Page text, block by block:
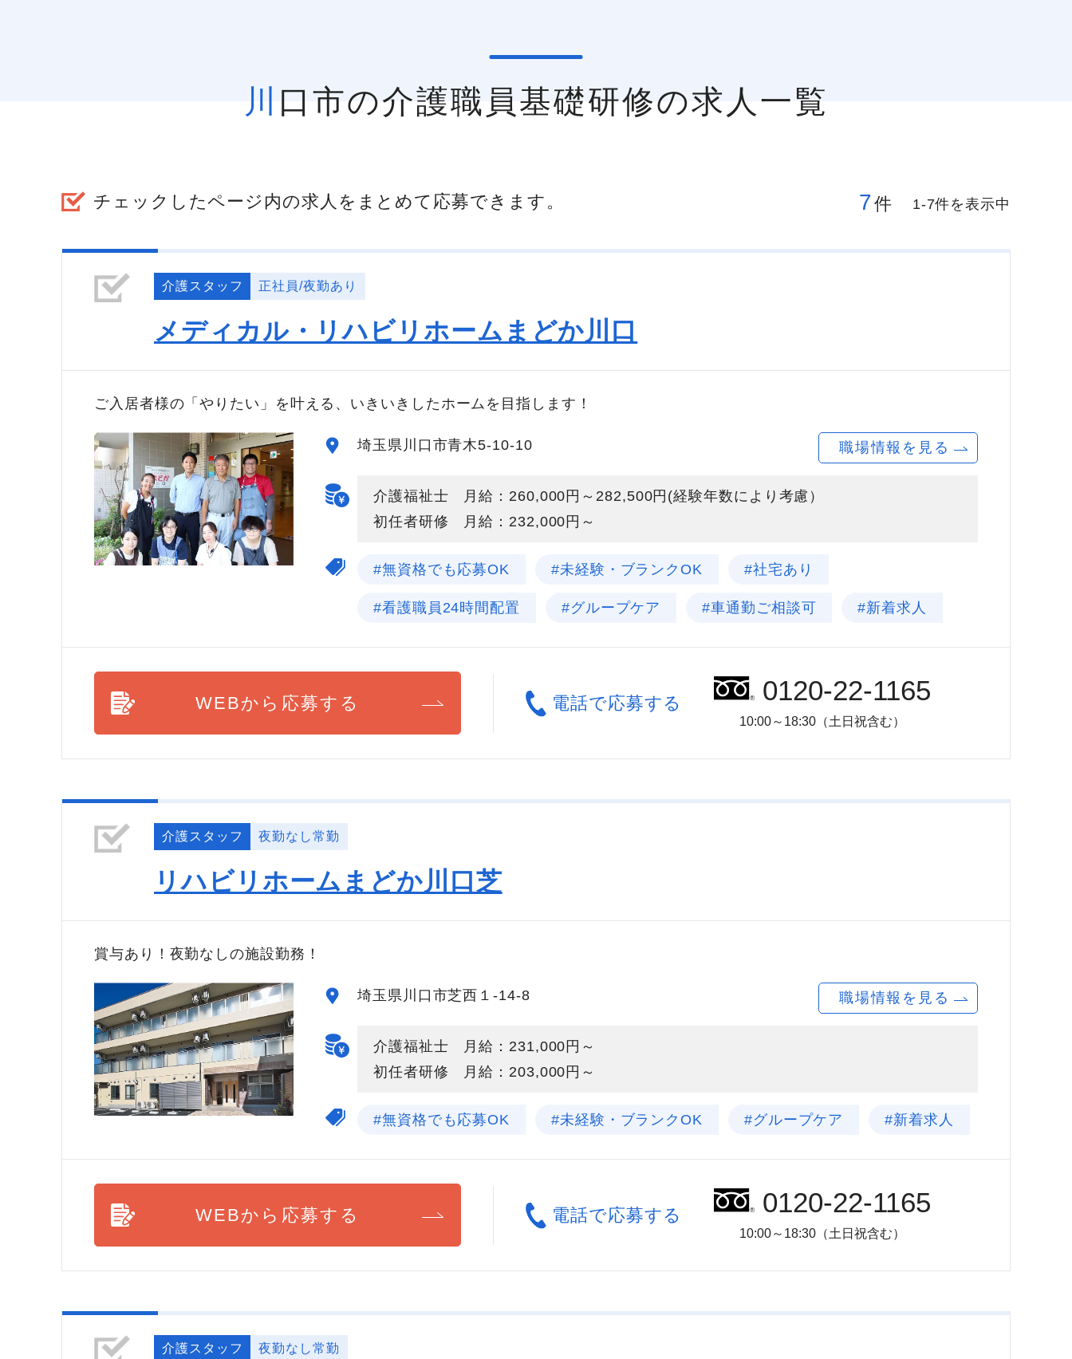
川口市の介護職員基礎研修の求人一覧
チェックしたページ内の求人をまとめて応募できます。 7件 1-7件を表示中
介護スタッフ 正社員/夜勤あり
メディカル・リハビリホームまどか川口
ご入居者様の「やりたい」を叶える、いきいきしたホームを目指します！
埼玉県川口市青木5-10-10 職場情報を見る
介護福祉士 月給：260,000円～282,500円(経験年数により考慮）
初任者研修 月給：232,000円～
#無資格でも応募OK #未経験・ブランクOK #社宅あり
#看護職員24時間配置 #グループケア #車通勤ご相談可 #新着求人
WEBから応募する 電話で応募する 0120-22-1165
10:00～18:30（土日祝含む）
介護スタッフ 夜勤なし常勤
リハビリホームまどか川口芝
賞与あり！夜勤なしの施設勤務！
埼玉県川口市芝西１-14-8 職場情報を見る
介護福祉士 月給：231,000円～
初任者研修 月給：203,000円～
#無資格でも応募OK #未経験・ブランクOK #グループケア #新着求人
WEBから応募する 電話で応募する 0120-22-1165
10:00～18:30（土日祝含む）
介護スタッフ 夜勤なし常勤